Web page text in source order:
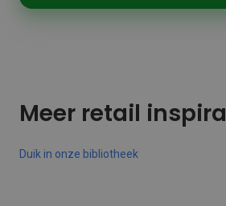
Facebook,
Meer retail
Duik in onze bibliotheek